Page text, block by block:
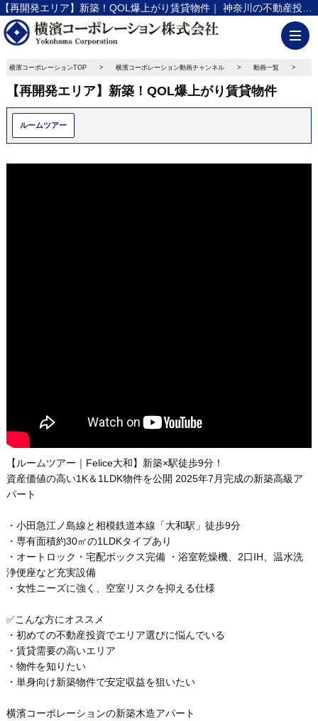
横濱コーポレーションTOP 横濱コーポレーション動画チャンネル 動画一覧
【再開発エリア】新築！QOL爆上がり賃貸物件
ルームツアー
【ルームツアー｜Felice大和】新築×駅徒歩9分！
資産価値の高い1K＆1LDK物件を公開 2025年7月完成の新築高級ア
パート
・小田急江ノ島線と相模鉄道本線「大和駅」徒歩9分
・専有面積約30㎡の1LDKタイプあり
・オートロック・宅配ボックス完備 ・浴室乾燥機、2口IH、温水洗
浄便座など充実設備
・女性ニーズに強く、空室リスクを抑える仕様
✅こんな方にオススメ
・初めての不動産投資でエリア選びに悩んでいる
・賃貸需要の高いエリア
・物件を知りたい
・単身向け新築物件で安定収益を狙いたい
横濱コーポレーションの新築木造アパート